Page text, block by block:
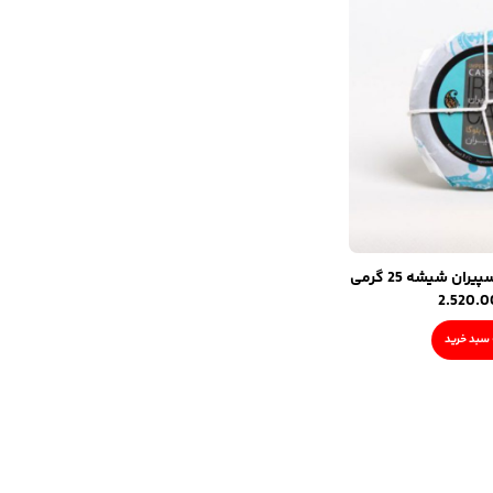
شیشه 25 گرمی
سبد خرید